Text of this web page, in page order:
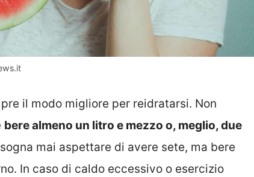
il modo migliore per reidratarsi. Non
bere almeno un litro e mezzo o, meglio, due
mai aspettare di avere sete, ma bere
In caso di caldo eccessivo o esercizio